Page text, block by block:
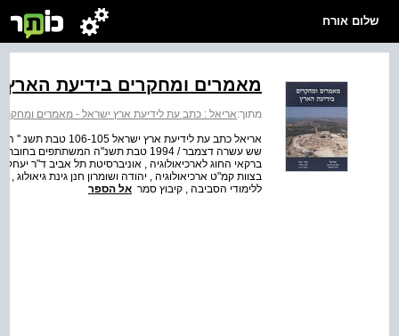
שלום אורח
מאמרים ומחקרים בידיעת הארץ
מתוך:אריאל : כתב עת לידיעת ארץ ישראל - מאמרים
ברקאי החוג לארכיאולוגיה , אוניברסיטת תל אביב ד"ר יעחק
בצוות קמ"ט ארכיאולוגיה , יהודה ושומרון חנן גינת
ללימודי הסביבה , קיבוץ סמר אל הספר